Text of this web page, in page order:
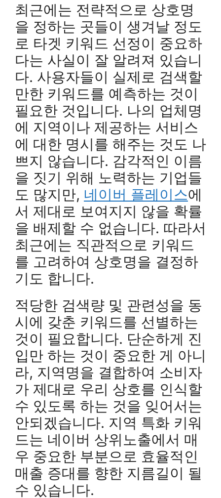
최근에는 전략적으로 상호명
을 정하는 곳들이 생겨날 정도
로 타겟 키워드 선정이 중요하
다는 사실이 잘 알려져 있습니
다. 사용자들이 실제로 검색할
만한 키워드를 예측하는 것이
필요한 것입니다. 나의 업체명
에 지역이나 제공하는 서비스
에 대한 명시를 해주는 것도 나
쁘지 않습니다. 감각적인 이름
을 짓기 위해 노력하는 기업들
도 많지만, 네이버 플레이스에
서 제대로 보여지지 않을 확률
을 배제할 수 없습니다. 따라서
최근에는 직관적으로 키워드
를 고려하여 상호명을 결정하
기도 합니다.
적당한 검색량 및 관련성을 동
시에 갖춘 키워드를 선별하는
것이 필요합니다. 단순하게 진
입만 하는 것이 중요한 게 아니
라, 지역명을 결합하여 소비자
가 제대로 우리 상호를 인식할
수 있도록 하는 것을 잊어서는
안되겠습니다. 지역 특화 키워
드는 네이버 상위노출에서 매
우 중요한 부분으로 효율적인
매출 증대를 향한 지름길이 될
수 있습니다.